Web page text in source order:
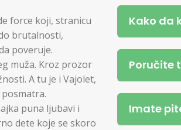
force koji, stranicu
brutalnosti,
poveruje.
muža. Kroz prozor
A tu je i Vajolet,
puna ljubavi i
dete koje se skoro
Kako da
Poručite
Imate